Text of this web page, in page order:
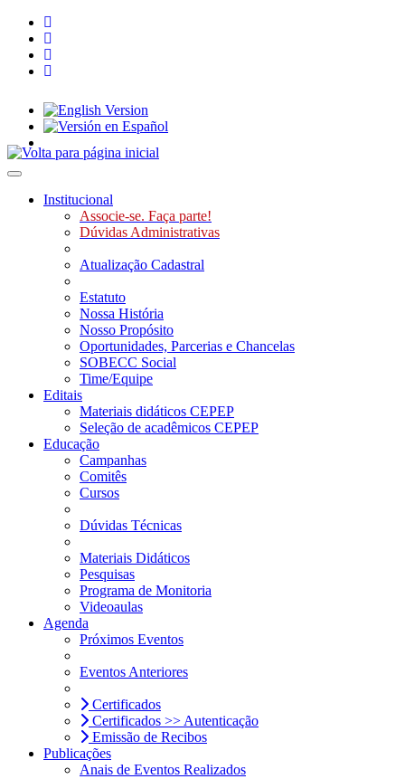
Toggle navigation
Institucional
Associe-se. Faça parte!
Dúvidas Administrativas
Atualização Cadastral
Estatuto
Nossa História
Nosso Propósito
Oportunidades, Parcerias e Chancelas
SOBECC Social
Time/Equipe
Editais
Materiais didáticos CEPEP
Seleção de acadêmicos CEPEP
Educação
Campanhas
Comitês
Cursos
Dúvidas Técnicas
Materiais Didáticos
Pesquisas
Programa de Monitoria
Videoaulas
Agenda
Próximos Eventos
Eventos Anteriores
Certificados
Certificados >> Autenticação
Emissão de Recibos
Publicações
Anais de Eventos Realizados